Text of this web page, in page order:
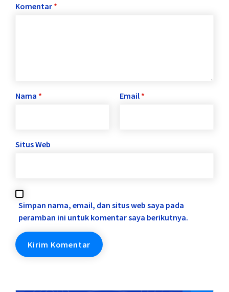
Komentar *
Nama * Email *
Situs Web
Simpan nama, email, dan situs web saya pada
peramban ini untuk komentar saya berikutnya.